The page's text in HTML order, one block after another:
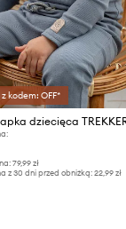
kodem: OFF*
dziecięca
79,99 zł
z 30 dni przed obniżką:22,99 zł